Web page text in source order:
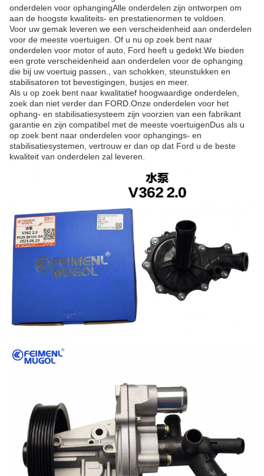
onderdelen voor ophangingAlle onderdelen zijn ontworpen om
aan de hoogste kwaliteits- en prestatienormen te voldoen.
Voor uw gemak leveren we een verscheidenheid aan onderdelen
voor de meeste voertuigen. Of u nu op zoek bent naar
onderdelen voor motor of auto, Ford heeft u gedekt.We bieden
een grote verscheidenheid aan onderdelen voor de ophanging
die bij uw voertuig passen., van schokken, steunstukken en
stabilisatoren tot bevestigingen, busjes en meer.
Als u op zoek bent naar kwalitatief hoogwaardige onderdelen,
zoek dan niet verder dan FORD.Onze onderdelen voor het
ophang- en stabilisatiesysteem zijn voorzien van een fabrikant
garantie en zijn compatibel met de meeste voertuigenDus als u
op zoek bent naar onderdelen voor ophangings- en
stabilisatiesystemen, vertrouw er dan op dat Ford u de beste
kwaliteit van onderdelen zal leveren.